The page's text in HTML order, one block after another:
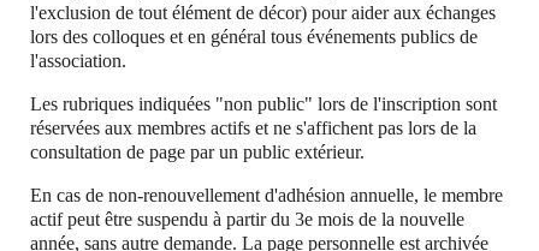
l'exclusion de tout élément de décor) pour aider aux échanges
lors des colloques et en général tous événements publics de
l'association.
Les rubriques indiquées "non public" lors de l'inscription sont
réservées aux membres actifs et ne s'affichent pas lors de la
consultation de page par un public extérieur.
En cas de non-renouvellement d'adhésion annuelle, le membre
actif peut être suspendu à partir du 3e mois de la nouvelle
année, sans autre demande. La page personnelle est archivée